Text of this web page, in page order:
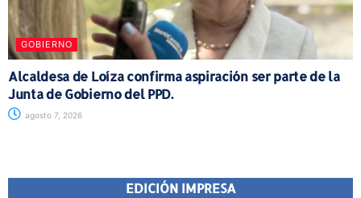
GOBIERNO
Alcaldesa de Loíza confirma aspiración ser parte de la
Junta de Gobierno del PPD.
agosto 7, 2026
EDICIÓN IMPRESA